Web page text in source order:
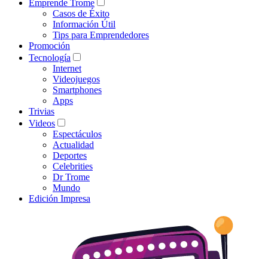
Emprende Trome
Casos de Éxito
Información Útil
Tips para Emprendedores
Promoción
Tecnología
Internet
Videojuegos
Smartphones
Apps
Trivias
Videos
Espectáculos
Actualidad
Deportes
Celebrities
Dr Trome
Mundo
Edición Impresa